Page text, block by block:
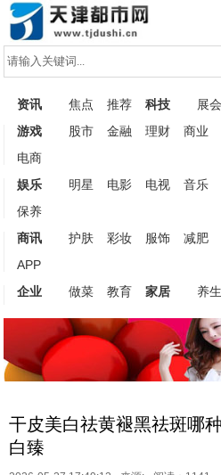
资讯 焦点 推荐 科技 展会
游戏
股市 金融 理财 商业
电商
娱乐
明星 电影 电视 音乐
保养
商讯
护肤 彩妆 服饰 减肥
APP
企业
做菜 教育 家居 养生
干皮美白祛黄褪黑祛斑哪
白臻